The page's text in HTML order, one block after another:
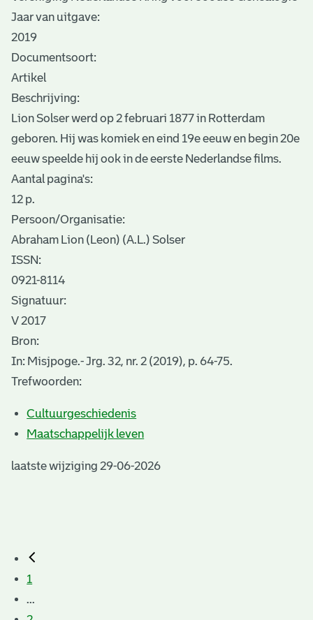
Jaar van uitgave:
2019
Documentsoort:
Artikel
Beschrijving:
Lion Solser werd op 2 februari 1877 in Rotterdam
geboren. Hij was komiek en eind 19e eeuw en begin 20e
eeuw speelde hij ook in de eerste Nederlandse films.
Aantal pagina's:
12 p.
Persoon/Organisatie:
Abraham Lion (Leon) (A.L.) Solser
ISSN:
0921-8114
Signatuur:
V 2017
Bron:
In: Misjpoge.- Jrg. 32, nr. 2 (2019), p. 64-75.
Trefwoorden:
Cultuurgeschiedenis
Maatschappelijk leven
laatste wijziging 29-06-2026
1
...